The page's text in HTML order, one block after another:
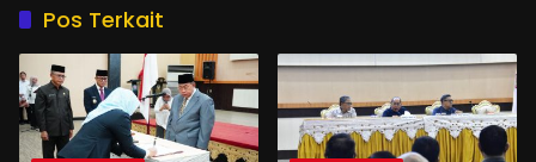
Pos Terkait